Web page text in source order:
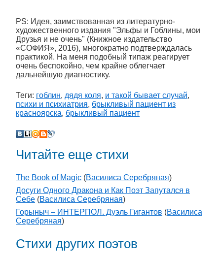
PS: Идея, заимствованная из литературно-
художественного издания "Эльфы и Гоблины, мои
Друзья и не очень" (Книжное издательство
«СОФИЯ», 2016), многократно подтверждалась
практикой. На меня подобный типаж реагирует
очень беспокойно, чем крайне облегчает
дальнейшую диагностику.
Теги: гоблин, дядя коля, и такой бывает случай,
психи и психиатрия, брыкливый пациент из
красноярска, брыкливый пациент
Читайте еще стихи
The Book of Magic (Василиса Серебряная)
Досуги Одного Дракона и Как Поэт Запутался в
Себе (Василиса Серебряная)
Горыныч – ИНТЕРПОЛ. Дуэль Гигантов (Василиса
Серебряная)
Стихи других поэтов